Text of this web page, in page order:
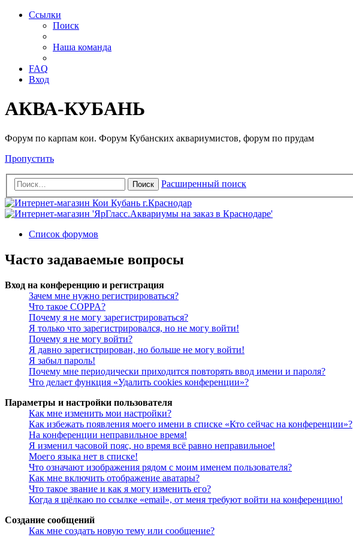
Ссылки
Поиск
Наша команда
FAQ
Вход
АКВА-КУБАНЬ
Форум по карпам кои. Форум Кубанских аквариумистов, форум по прудам
Пропустить
Поиск Расширенный поиск
Список форумов
Часто задаваемые вопросы
Вход на конференцию и регистрация
Зачем мне нужно регистрироваться?
Что такое COPPA?
Почему я не могу зарегистрироваться?
Я только что зарегистрировался, но не могу войти!
Почему я не могу войти?
Я давно зарегистрирован, но больше не могу войти!
Я забыл пароль!
Почему мне периодически приходится повторять ввод имени и пароля?
Что делает функция «Удалить cookies конференции»?
Параметры и настройки пользователя
Как мне изменить мои настройки?
Как избежать появления моего имени в списке «Кто сейчас на конференции»?
На конференции неправильное время!
Я изменил часовой пояс, но время всё равно неправильное!
Моего языка нет в списке!
Что означают изображения рядом с моим именем пользователя?
Как мне включить отображение аватары?
Что такое звание и как я могу изменить его?
Когда я щёлкаю по ссылке «email», от меня требуют войти на конференцию!
Создание сообщений
Как мне создать новую тему или сообщение?